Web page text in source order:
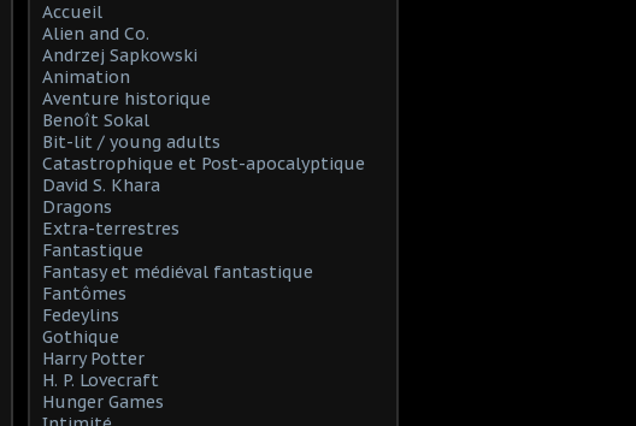
Accueil
Alien and Co.
Andrzej Sapkowski
Animation
Aventure historique
Benoît Sokal
Bit-lit / young adults
Catastrophique et Post-apocalyptique
David S. Khara
Dragons
Extra-terrestres
Fantastique
Fantasy et médiéval fantastique
Fantômes
Fedeylins
Gothique
Harry Potter
H. P. Lovecraft
Hunger Games